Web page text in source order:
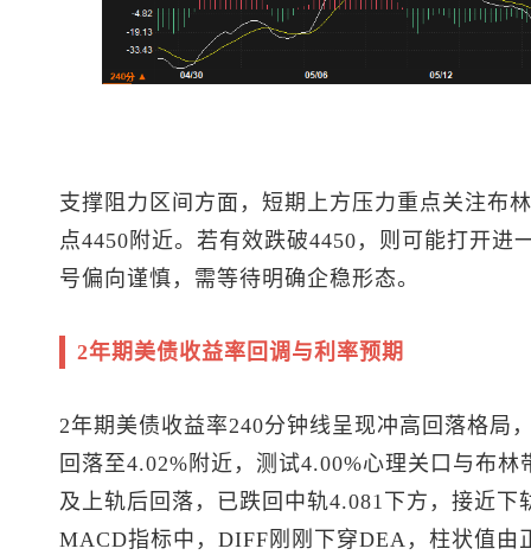
支撑阻力区间 方面，短期上方压力重点关注布
点4450附近。若有效跌破4450，则可能打开进
号偏向谨慎，需等待明确企稳形态。
2年期美债收益率回调与利率预期
2年期美债收益率240分钟线呈现冲高回落格局
回落至4.02%附近，测试4.00%心理关口与布
及上轨后回落，已跌回中轨4.081下方，接近
MACD指标中，DIFF刚刚下穿DEA，柱状值由